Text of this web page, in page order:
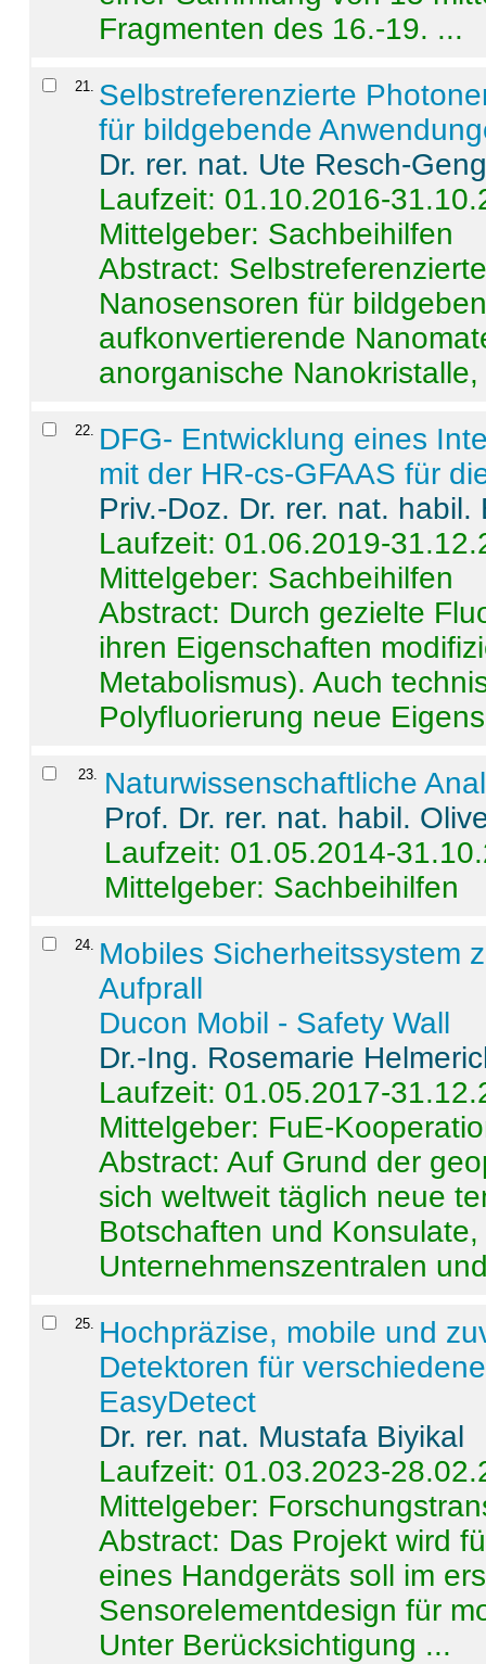
Fragmenten des 16.-19. ...
21
Selbstreferenzierte
für bildgebende
Dr. rer. nat. Ute Resch-
Laufzeit: 01.10.2016-
Mittelgeber: Sachbeihilfen
Abstract:
Nanosensoren für
aufkonvertierende
anorganische
22
DFG- Entwicklung eines
mit der HR-cs-GFAAS für
Priv.-Doz. Dr. rer. nat.
Laufzeit: 01.06.2019-
Mittelgeber: Sachbeihilfen
Abstract: Durch gezielte
ihren Eigenschaften
Metabolismus). Auch
Polyfluorierung neue
23. Naturwissenschaftliche
Prof. Dr. rer. nat. habil.
Laufzeit: 01.05.2014-
Mittelgeber: Sachbeihilfen
24. Mobiles Sicherheitssystem
Aufprall
Ducon Mobil - Safety Wall
Dr.-Ing. Rosemarie
Laufzeit: 01.05.2017-
Mittelgeber: FuE-
Abstract:Auf Grund der
sich weltweit täglich neue
Botschaften und
Unternehmenszentralen
25. Hochpräzise, mobile und
Detektoren für
EasyDetect
Dr. rer. nat. Mustafa Biyikal
Laufzeit: 01.03.2023-
Mittelgeber:
Abstract: Das Projekt wird
eines Handgeräts soll im
Sensorelementdesign für
Unter Berücksichtigung ...